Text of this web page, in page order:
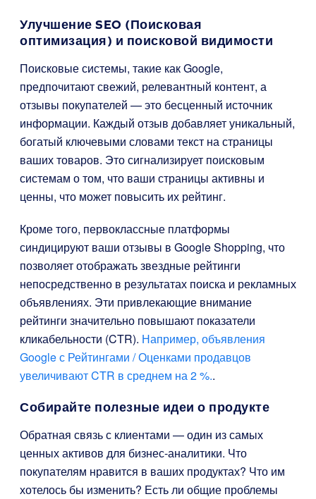
Улучшение SEO (Поисковая
оптимизация) и поисковой видимости
Поисковые системы, такие как Google,
предпочитают свежий, релевантный контент, а
отзывы покупателей — это бесценный источник
информации. Каждый отзыв добавляет уникальный,
богатый ключевыми словами текст на страницы
ваших товаров. Это сигнализирует поисковым
системам о том, что ваши страницы активны и
ценны, что может повысить их рейтинг.
Кроме того, первоклассные платформы
синдицируют ваши отзывы в Google Shopping, что
позволяет отображать звездные рейтинги
непосредственно в результатах поиска и рекламных
объявлениях. Эти привлекающие внимание
рейтинги значительно повышают показатели
кликабельности (CTR). Например, объявления
Google с Рейтингами / Оценками продавцов
увеличивают CTR в среднем на 2 %..
Собирайте полезные идеи о продукте
Обратная связь с клиентами — один из самых
ценных активов для бизнес-аналитики. Что
покупателям нравится в ваших продуктах? Что им
хотелось бы изменить? Есть ли общие проблемы